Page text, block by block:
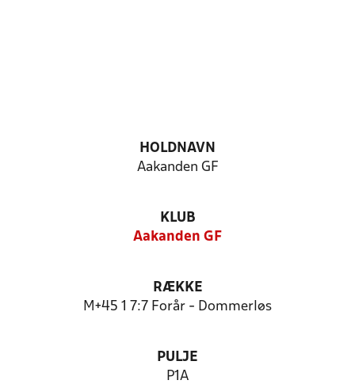
HOLDNAVN
Aakanden GF
KLUB
Aakanden GF
RÆKKE
M+45 1 7:7 Forår - Dommerløs
PULJE
P1A